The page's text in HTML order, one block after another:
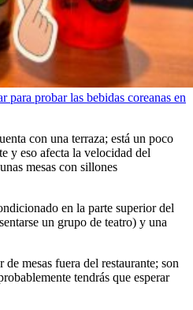
probar las bebidas coreanas en
con una terraza; está un poco
y eso afecta la velocidad del
mesas con sillones
en la parte superior del
un grupo de teatro) y una
de mesas fuera del restaurante; son
tendrás que esperar